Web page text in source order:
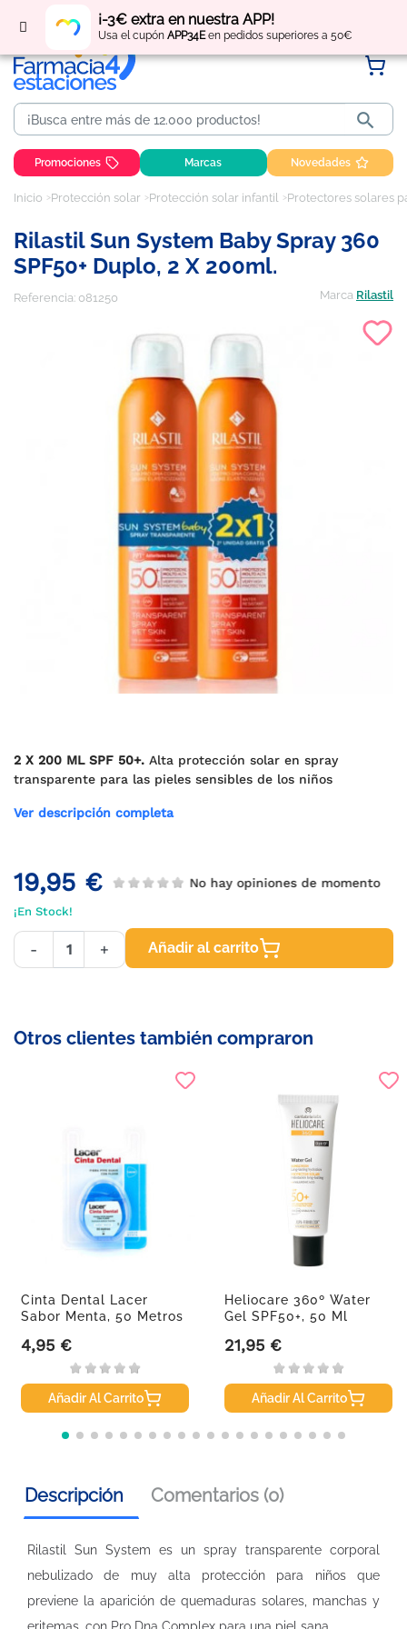
¡-3€ extra en nuestra APP!
Usa el cupón APP34Een pedidos superiores a 50€
Regístratey obtén puntos por tus compras

Promociones Marcas Novedades
Inicio Protección solar Protección solar infantil Protectores solares
Rilastil Sun System Baby Spray 360
SPF50+ Duplo, 2 X 200ml.
Referencia: 081250 Marca Rilastil
2 X 200 ML SPF 50+. Alta protección solar en spray
transparente para las pieles sensibles de los niños
Ver descripción completa
19,95 € No hay opiniones de momento
¡En Stock!
- + Añadir al carrito
Otros clientes también compraron
Cinta Dental Lacer
Sabor Menta, 50 Metros
Precio
4,95 €
Añadir Al Carrito
Heliocare 360º Water
Gel SPF50+, 50 Ml
Precio
21,95 €
Añadir Al Carrito
Descripción Comentarios (0)
Rilastil Sun System es un spray transparente corporal
nebulizado de muy alta protección para niños que
previene la aparición de quemaduras solares, manchas y